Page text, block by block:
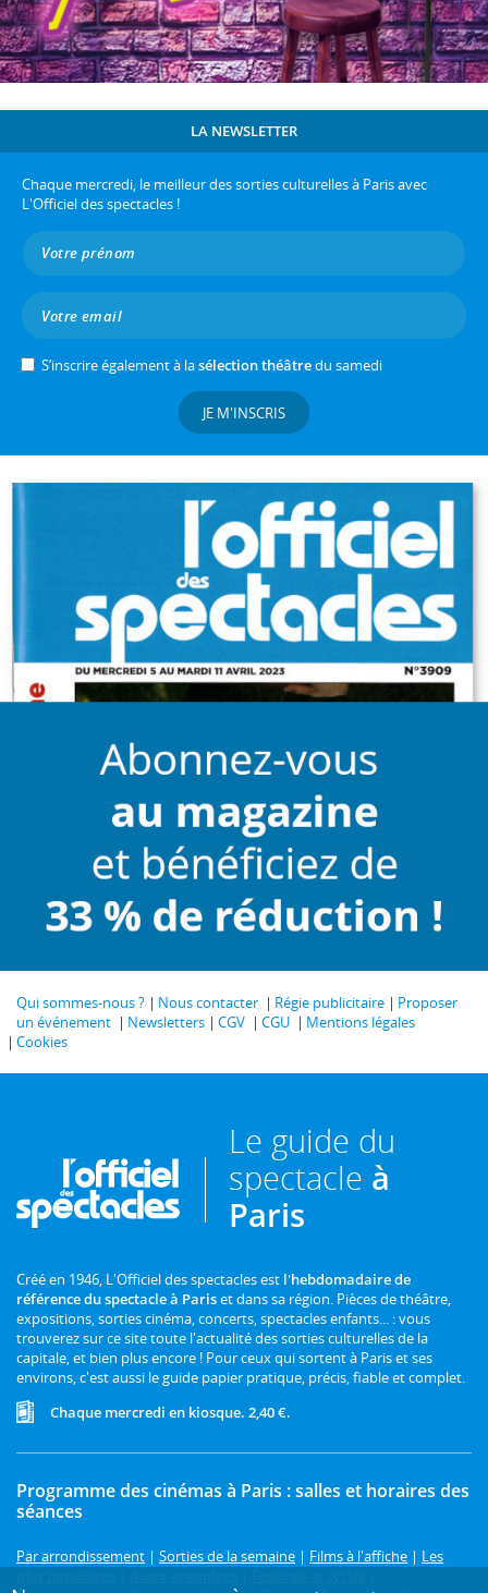
LA NEWSLETTER
Chaque mercredi, le meilleur des sorties culturelles à Paris avec
L'Officiel des spectacles !
S’inscrire également à lasélection théâtredu samedi
JE M'INSCRIS
Qui sommes-nous ? Nous contacter Régie publicitaire
Proposer
un événement
Newsletters CGV CGU
Mentions légales
Cookies
Le guide du
spectacle à
Paris
Créé en 1946, L'Officiel des spectacles est l'hebdomadaire de
référence du spectacle à Pariset dans sa région. Pièces de théâtre,
expositions, sorties cinéma, concerts, spectacles enfants... : vous
trouverez sur ce site toute l'actualité des sorties culturelles de la
capitale, et bien plus encore ! Pour ceux qui sortent à Paris et ses
environs, c'est aussi le guide papier pratique, précis, fiable et complet.
Chaque mercredi en kiosque. 2,40 €.
Programme des cinémas à Paris : salles et horaires des
séances
Par arrondissement | Sorties de la semaine | Films à l'affiche | Les